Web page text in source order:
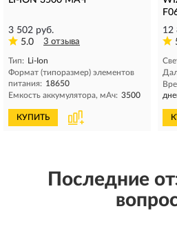
3 502 руб.
5.0
3 отзыва
Тип: Li-Ion
Формат (типоразмер) элементов
питания: 18650
Емкость аккумулятора, мAч: 3500
КУПИТЬ
12
Последние